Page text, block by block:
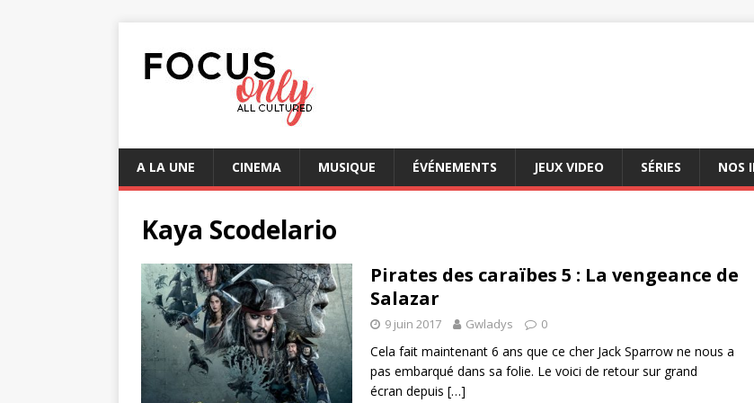
A LA UNE CINEMA MUSIQUE ÉVÉNEMENTS JEUX VIDEO SÉRIES NOS
Kaya Scodelario
Pirates des caraïbes 5 : La vengeance de
Salazar
9 juin 2017 Gwladys 0
Cela fait maintenant 6 ans que ce cher Jack Sparrow ne nous a
pas embarqué dans sa folie. Le voici de retour sur grand
écran depuis […]